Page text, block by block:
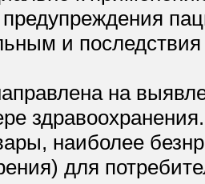
и
на
наиболее
для